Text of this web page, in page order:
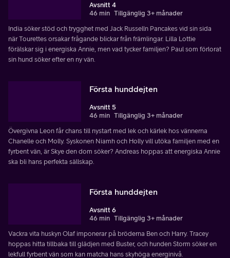
Avsnitt 4
46 min Tillgänglig 3+ månader
India söker stöd och trygghet med Jack Russelln Pancakes vid sin sida
när Tourettes orsakar frågande blickar från främlingar. Lilla Lottie
förälskar sig i energiska Annie, men vad tycker familjen? Paul som förlorat
sin hund söker efter en ny vän.
Första hunddejten
Avsnitt 5
46 min Tillgänglig 3+ månader
Övergivna Leon får chans till nystart med lek och kärlek hos vännerna
Chanelle och Molly. Syskonen Niamh och Holly vill utöka familjen med en
fyrbent vän, är Skye den dom söker? Andreas hoppas att energiska Annie
ska bli hans perfekta sällskap.
Första hunddejten
Avsnitt 6
46 min Tillgänglig 3+ månader
Vackra vita huskyn Olaf imponerar på bröderna Ben och Harry. Tracey
hoppas hitta tillbaka till glädjen med Buster, och hunden Storm söker en
lekfull fyrbent vän som kan matcha hans skyhöga energinivå.